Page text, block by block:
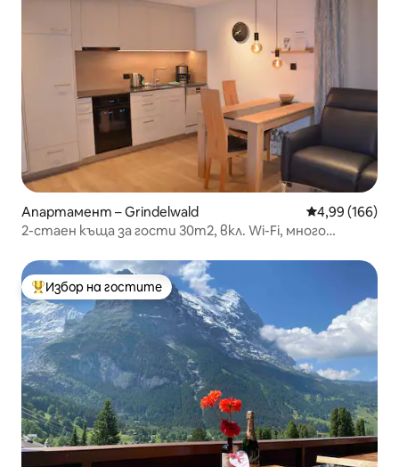
Апартамент – Grindelwald Средна
4,99 (166)
2-стаен къща за гости 30m2, вкл. Wi-Fi, много
Най-популярен избор на гостите
Избор на гостите